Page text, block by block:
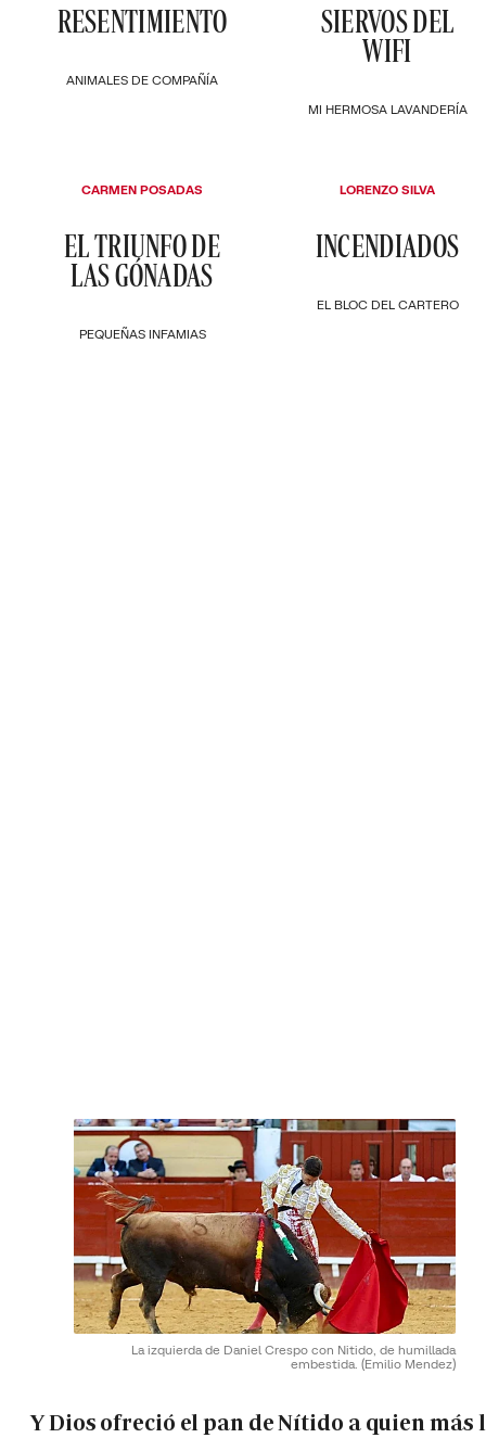
ANIMALES DE COMPAÑÍA
RESENTIMIENTO
MI HERMOSA LAVANDERÍA
SIERVOS DEL
WIFI
PEQUEÑAS INFAMIAS
EL TRIUNFO DE
LAS GÓNADAS
CARMEN POSADAS
EL BLOC DEL CARTERO
INCENDIADOS
LORENZO SILVA
La izquierda de Daniel Crespo con Nitido, de humillada
embestida. (Emilio Mendez)
Y Dios ofreció el pan de Nítido a quien más